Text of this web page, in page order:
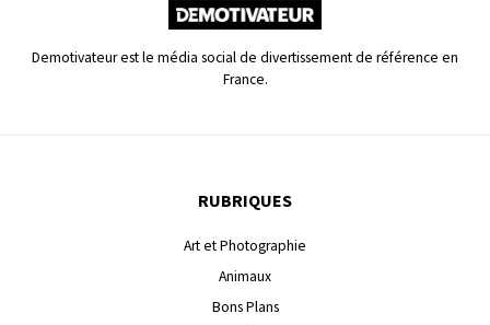
Demotivateur est le média social de divertissement de référence en
France.
RUBRIQUES
Art et Photographie
Animaux
Bons Plans